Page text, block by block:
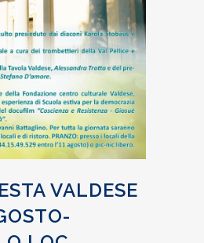
VALDESE